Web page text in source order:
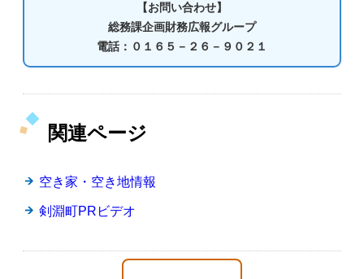
【お問い合わせ】
総務課企画財務広報グループ
電話：０１６５－２６－９０２１
関連ページ
空き家・空き地情報
剣淵町PRビデオ